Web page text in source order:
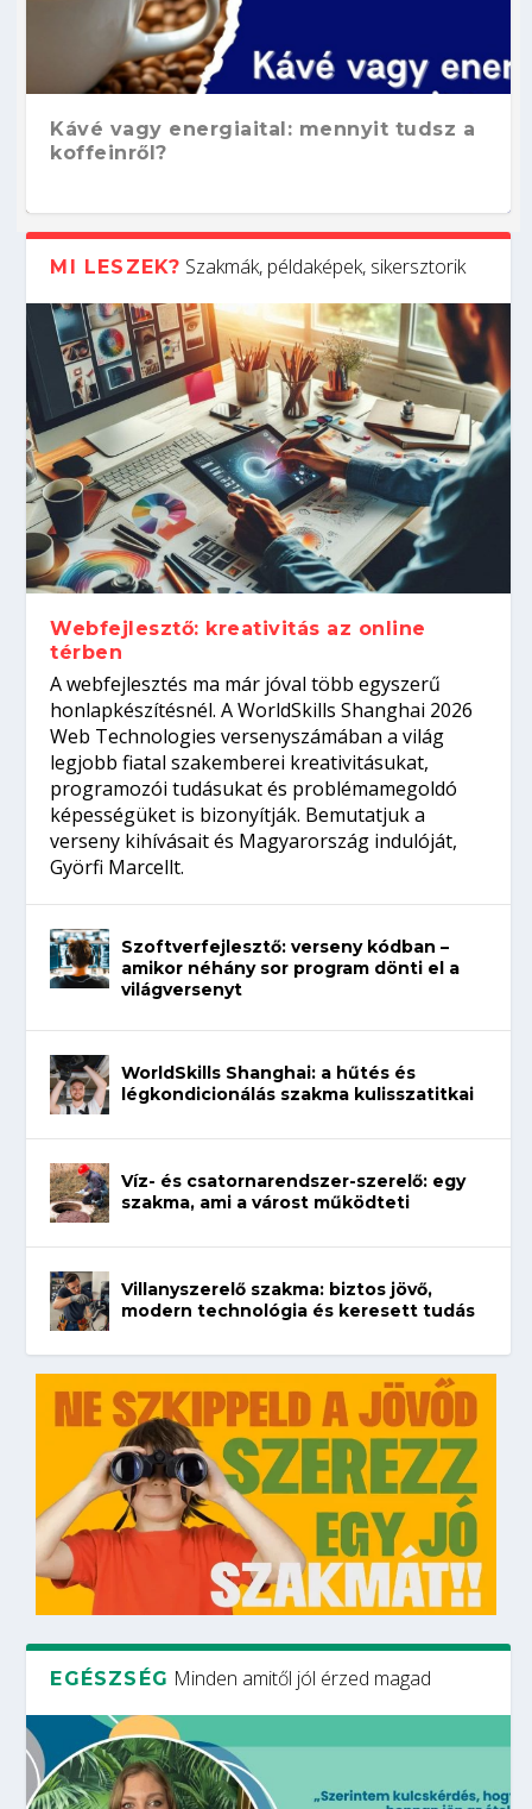
Kávé vagy energiaital: mennyit tudsz a
koffeinről?
Hogyan készíts ATS-barát önéletrajzot?
Így növelheted az esélyedet az
állásinterjúra...
Kitalálod, mire használják ezeket a
gépeket?
Nem sikerült az egyetemi felvételi?
Tanulj szakmát!
Szoftverfejlesztő: verseny kódban –
amikor néhány sor program dönti el a
világversenyt...
MI LESZEK? Szakmák, példaképek, sikersztorik
Webfejlesztő: kreativitás az online
térben
A webfejlesztés ma már jóval több egyszerű
honlapkészítésnél. A WorldSkills Shanghai 2026
Web Technologies versenyszámában a világ
legjobb fiatal szakemberei kreativitásukat,
programozói tudásukat és problémamegoldó
képességüket is bizonyítják. Bemutatjuk a
verseny kihívásait és Magyarország indulóját,
Györfi Marcellt.
Szoftverfejlesztő: verseny kódban –
amikor néhány sor program dönti el a
világversenyt
WorldSkills Shanghai: a hűtés és
légkondicionálás szakma kulisszatitkai
Víz- és csatornarendszer-szerelő: egy
szakma, ami a várost működteti
Villanyszerelő szakma: biztos jövő,
modern technológia és keresett tudás
EGÉSZSÉG Minden amitől jól érzed magad